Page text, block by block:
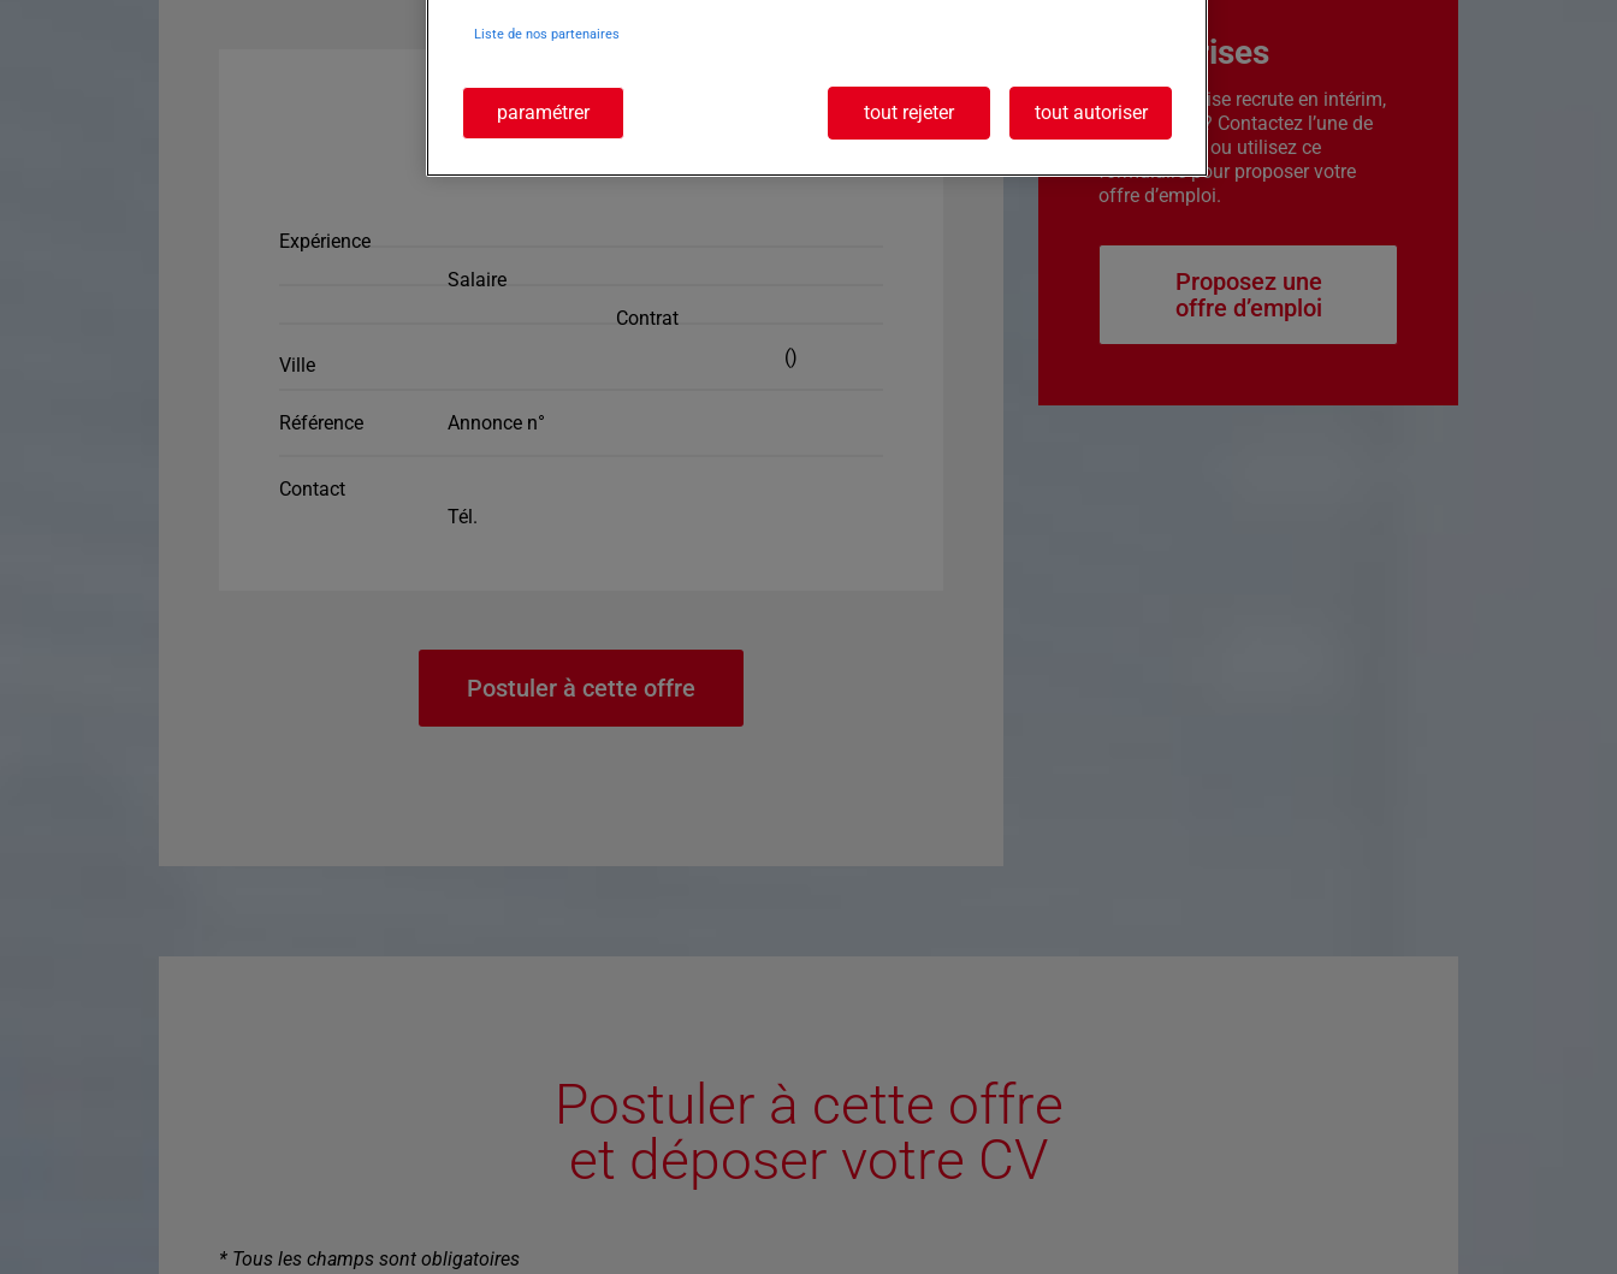
Expérience
Salaire
Contrat
Ville ()
Référence Annonce n°
Contact
Tél.
Postuler à cette offre
Entreprises
Votre entreprise recrute en intérim,
CDD ou CDI ? Contactez l’une de
nos agences ou utilisez ce
formulaire pour proposer votre
offre d’emploi.
Proposez une
offre d’emploi
Postuler à cette offre
et déposer votre CV
* Tous les champs sont obligatoires
Liste de nos partenaires
paramétrer tout rejeter tout autoriser